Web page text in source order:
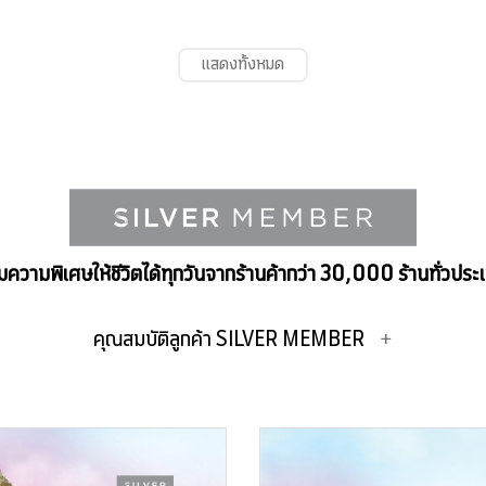
แสดงทั้งหมด
ความพิเศษให้ชีวิตได้ทุกวันจากร้านค้ากว่า 30,000 ร้านทั่วประ
คุณสมบัติลูกค้า SILVER MEMBER